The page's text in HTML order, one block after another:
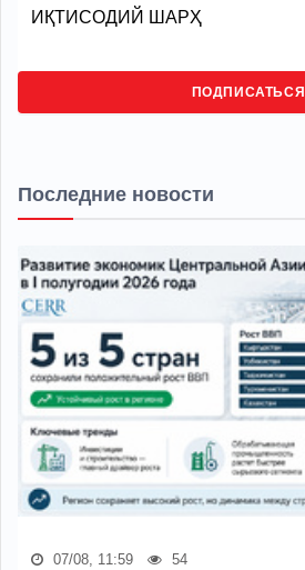
ИҚТИСОДИЙ ШАРҲ
ПОДПИСАТЬСЯ
Последние новости
07/08, 11:59 54